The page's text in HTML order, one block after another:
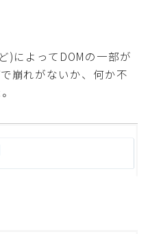
)によってDOMの一部が
崩れがないか、何か不